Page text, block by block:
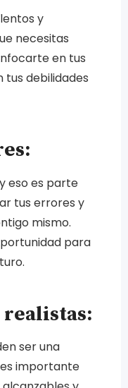
y
necesitas
en tus
debilidades
eso es parte
tus errores y
mismo.
para
realistas:
ser una
importante